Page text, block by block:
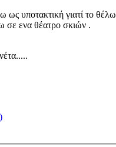
ως υποτακτική γιατί το θέλω
σε ενα θέατρο σκιών .